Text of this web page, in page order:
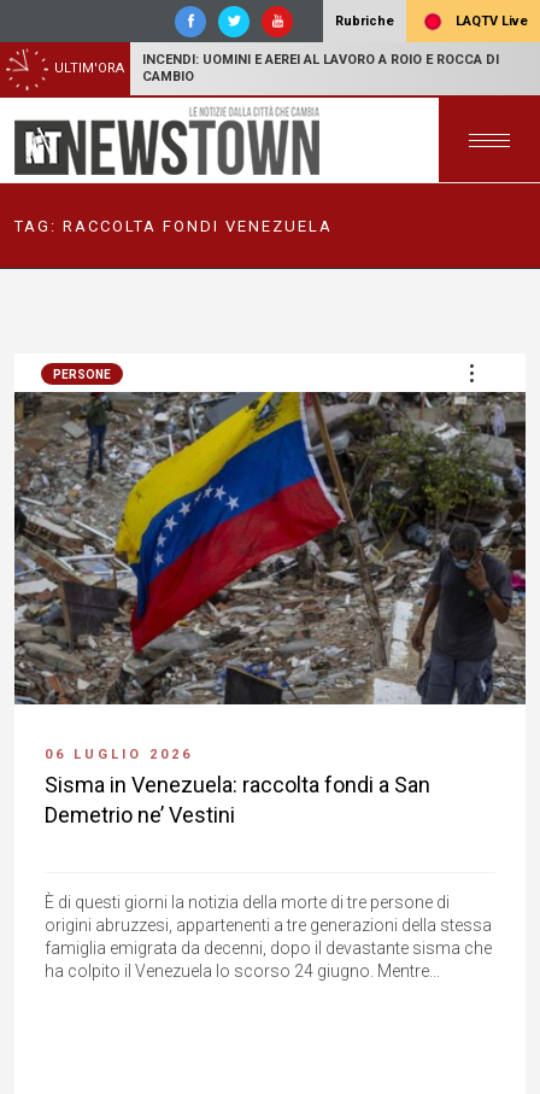
Rubriche LAQTV Live
ULTIM'ORA
INCENDI: UOMINI E AEREI AL LAVORO A ROIO E ROCCA DI
CAMBIO
TAG: RACCOLTA FONDI VENEZUELA
PERSONE
06 LUGLIO 2026
Sisma in Venezuela: raccolta fondi a San
Demetrio ne’ Vestini
È di questi giorni la notizia della morte di tre persone di
origini abruzzesi, appartenenti a tre generazioni della stessa
famiglia emigrata da decenni, dopo il devastante sisma che
ha colpito il Venezuela lo scorso 24 giugno. Mentre...